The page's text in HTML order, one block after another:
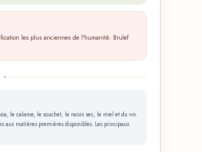
les plus anciennes de l'humanité. Brulef
✦
le calame, le souchet, le raisin sec, le miel et du vin.
aux matières premières disponibles. Les principaux